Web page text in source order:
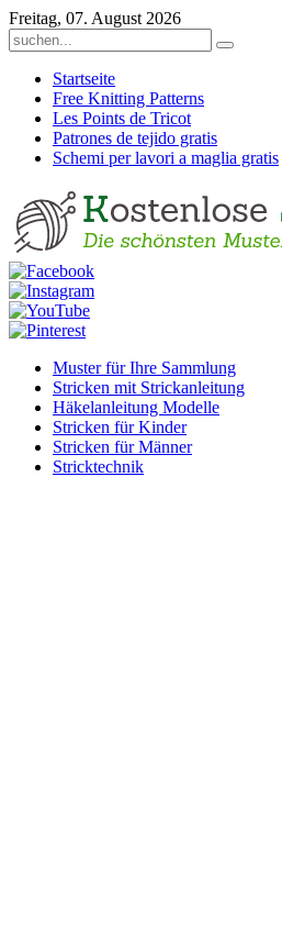
Freitag, 07. August 2026
Startseite
Free Knitting Patterns
Les Points de Tricot
Patrones de tejido gratis
Schemi per lavori a maglia gratis
Muster für Ihre Sammlung
Stricken mit Strickanleitung
Häkelanleitung Modelle
Stricken für Kinder
Stricken für Männer
Stricktechnik